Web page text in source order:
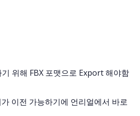
위해 FBX 포맷으로 Export 해야함
이전 가능하기에 언리얼에서 바로